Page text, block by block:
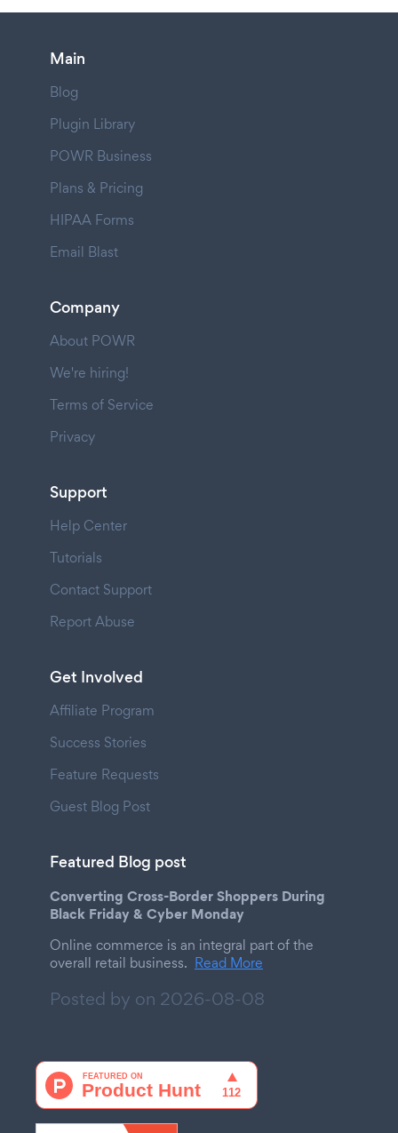
Main
Blog
Plugin Library
POWR Business
Plans & Pricing
HIPAA Forms
Email Blast
Company
About POWR
We're hiring!
Terms of Service
Privacy
Support
Help Center
Tutorials
Contact Support
Report Abuse
Get Involved
Affiliate Program
Success Stories
Feature Requests
Guest Blog Post
Featured Blog post
Converting Cross-Border Shoppers During
Black Friday & Cyber Monday
Online commerce is an integral part of the
overall retail business. Read More
Posted by on 2026-08-08